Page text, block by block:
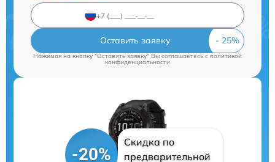
Оставить заявку
Нажимая на кнопку "Оставить заявку" Вы соглашаетесь cполитикой
конфиденциальности
-20%
Скидка по
предварительной